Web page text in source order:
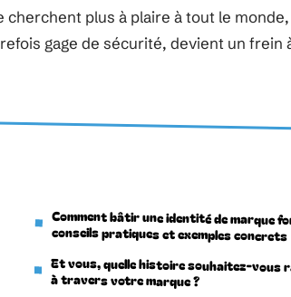
plus à plaire à tout le
gage de sécurité, devient un frein
Comment bâtir une identité de marque
conseils pratiques et exemples concrets
Et vous, quelle histoire souhaitez-vous
à travers votre marque ?